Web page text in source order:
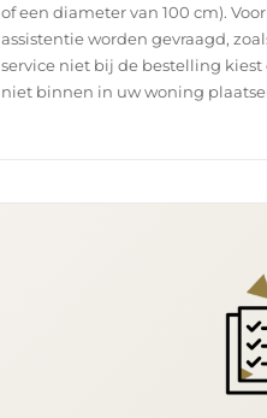
of een diameter van 100 cm).
assistentie worden gevraagd,
service niet bij de bestelling
niet binnen in uw woning